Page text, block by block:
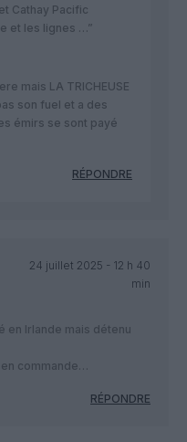
Cathay Pacific
et les lignes …”
mais LA TRICHEUSE
son fuel et a des
émirs se sont payé
RÉPONDRE
24 juillet 2025 - 12 h 40
min
en Irlande mais détenu
commande…
RÉPONDRE